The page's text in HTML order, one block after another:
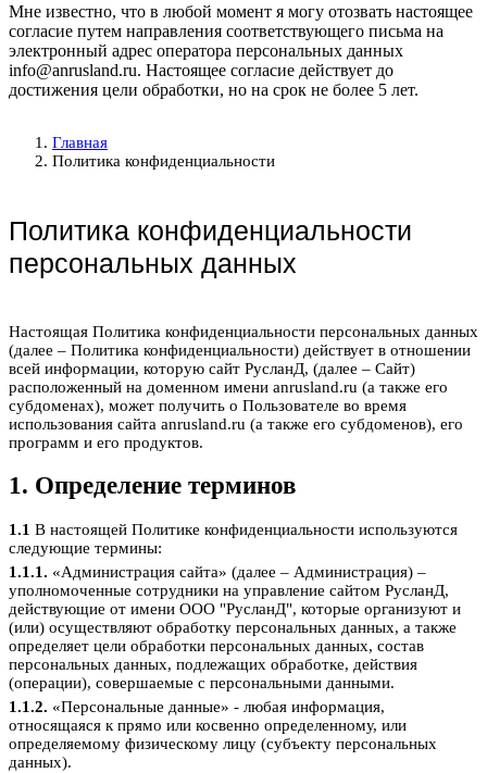
Мне известно, что в любой момент я могу отозвать настоящее
согласие путем направления соответствующего письма на
электронный адрес оператора персональных данных
info@anrusland.ru. Настоящее согласие действует до
достижения цели обработки, но на срок не более 5 лет.
Главная
Политика конфиденциальности
Политика конфиденциальности
персональных данных
Настоящая Политика конфиденциальности персональных данных
(далее – Политика конфиденциальности) действует в отношении
всей информации, которую сайт РусланД, (далее – Сайт)
расположенный на доменном имени anrusland.ru (а также его
субдоменах), может получить о Пользователе во время
использования сайта anrusland.ru (а также его субдоменов), его
программ и его продуктов.
1. Определение терминов
1.1 В настоящей Политике конфиденциальности используются
следующие термины:
1.1.1. «Администрация сайта» (далее – Администрация) –
уполномоченные сотрудники на управление сайтом РусланД,
действующие от имени ООО "РусланД", которые организуют и
(или) осуществляют обработку персональных данных, а также
определяет цели обработки персональных данных, состав
персональных данных, подлежащих обработке, действия
(операции), совершаемые с персональными данными.
1.1.2. «Персональные данные» - любая информация,
относящаяся к прямо или косвенно определенному, или
определяемому физическому лицу (субъекту персональных
данных).